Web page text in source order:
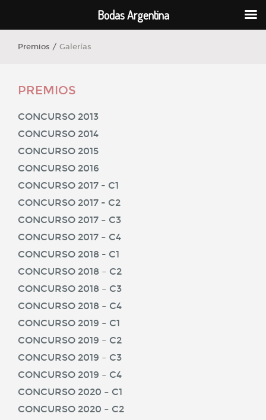
Premios / Galerías
PREMIOS
CONCURSO 2013
CONCURSO 2014
CONCURSO 2015
CONCURSO 2016
CONCURSO 2017 - C1
CONCURSO 2017 - C2
CONCURSO 2017 – C3
CONCURSO 2017 – C4
CONCURSO 2018 - C1
CONCURSO 2018 – C2
CONCURSO 2018 – C3
CONCURSO 2018 – C4
CONCURSO 2019 – C1
CONCURSO 2019 – C2
CONCURSO 2019 – C3
CONCURSO 2019 – C4
CONCURSO 2020 – C1
CONCURSO 2020 – C2
Bodas Argentina